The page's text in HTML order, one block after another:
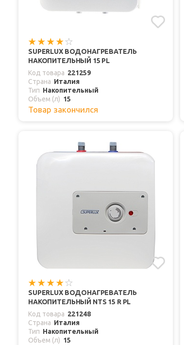
SUPERLUX ВОДОНАГРЕВАТЕЛЬ
НАКОПИТЕЛЬНЫЙ 15 PL
Код товара 221259
Страна Италия
Тип Накопительный
Объем (л) 15
Товар закончился
SUPERLUX ВОДОНАГРЕВАТЕЛЬ
НАКОПИТЕЛЬНЫЙ NTS 15 R PL
Код товара 221248
Страна Италия
Тип Накопительный
Объем (л) 15